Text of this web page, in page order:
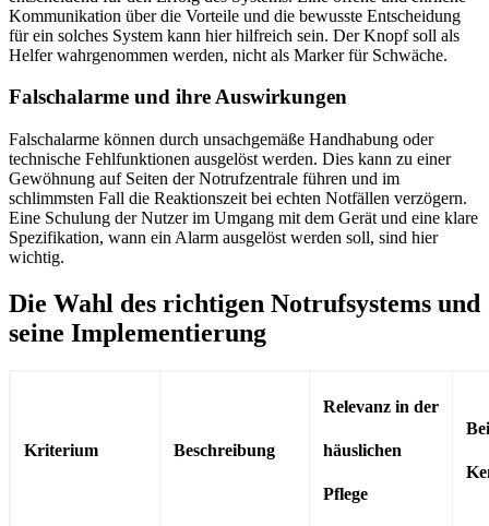
Kommunikation über die Vorteile und die bewusste Entscheidung
für ein solches System kann hier hilfreich sein. Der Knopf soll als
Helfer wahrgenommen werden, nicht als Marker für Schwäche.
Falschalarme und ihre Auswirkungen
Falschalarme können durch unsachgemäße Handhabung oder
technische Fehlfunktionen ausgelöst werden. Dies kann zu einer
Gewöhnung auf Seiten der Notrufzentrale führen und im
schlimmsten Fall die Reaktionszeit bei echten Notfällen verzögern.
Eine Schulung der Nutzer im Umgang mit dem Gerät und eine klare
Spezifikation, wann ein Alarm ausgelöst werden soll, sind hier
wichtig.
Die Wahl des richtigen Notrufsystems und
seine Implementierung
Kriterium Beschreibung
Relevanz in der
häuslichen
Pflege